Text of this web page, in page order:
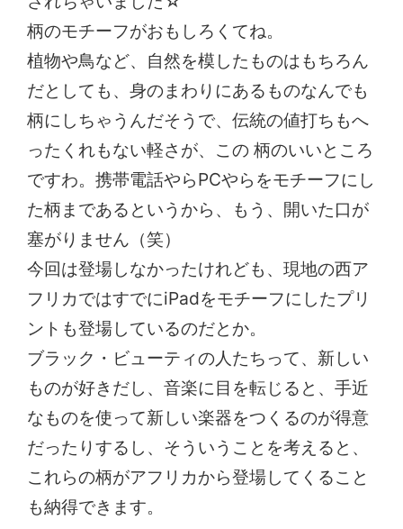
柄のモチーフがおもしろくてね。
植物や鳥など、自然を模したものはもちろん
だとしても、身のまわりにあるものなんでも
柄にしちゃうんだそうで、伝統の値打ちもへ
ったくれもない軽さが、この 柄のいいところ
ですわ。携帯電話やらPCやらをモチーフにし
た柄まであるというから、もう、開いた口が
塞がりません（笑）
今回は登場しなかったけれども、現地の西ア
フリカではすでにiPadをモチーフにしたプリ
ントも登場しているのだとか。
ブラック・ビューティの人たちって、新しい
ものが好きだし、音楽に目を転じると、手近
なものを使って新しい楽器をつくるのが得意
だったりするし、そういうことを考えると、
これらの柄がアフリカから登場してくること
も納得できます。